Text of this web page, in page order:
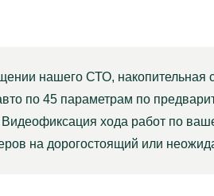
нашего СТО, накопительная
по 45 параметрам по
хода работ по
на дорогостоящий или